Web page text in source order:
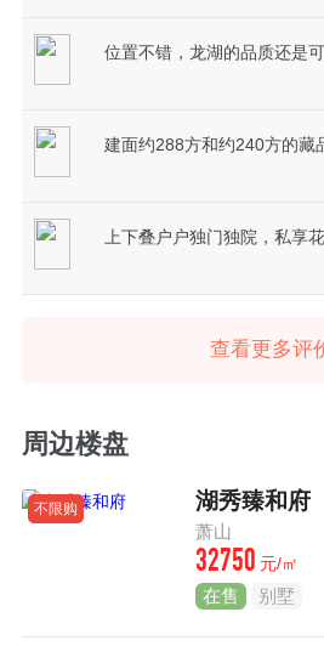
位置不错，龙湖的品质还是
建面约288方和约240方的藏
上下叠户户独门独院，私享
查看更多评
周边楼盘
不限购 湖秀臻和府
萧山
32750 元/㎡
在售 别墅